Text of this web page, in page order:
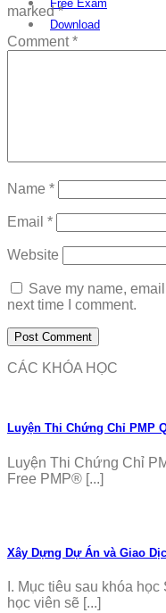
Free Exam
Download
marked*
Comment*
Name *
Email *
Website
Save my name,
next time I comment.
CÁC KHÓA HỌC
Luyện Thi Chứng Chỉ PMP
Luyện Thi Chứng Chỉ
Free PMP® [...]
Xây Dựng Dự Án và Giao
I. Mục tiêu sau khóa
học viên sẽ [...]